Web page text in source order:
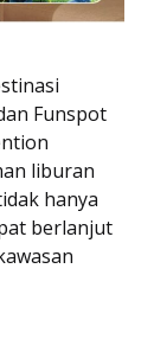
Funspot
liburan
hanya
berlanjut